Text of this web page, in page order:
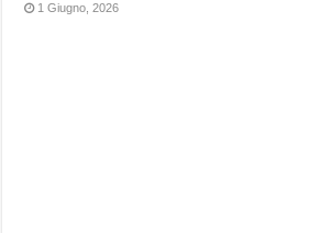
1 Giugno, 2026